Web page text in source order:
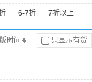
6-7折 7折以上
时间 只显示有货